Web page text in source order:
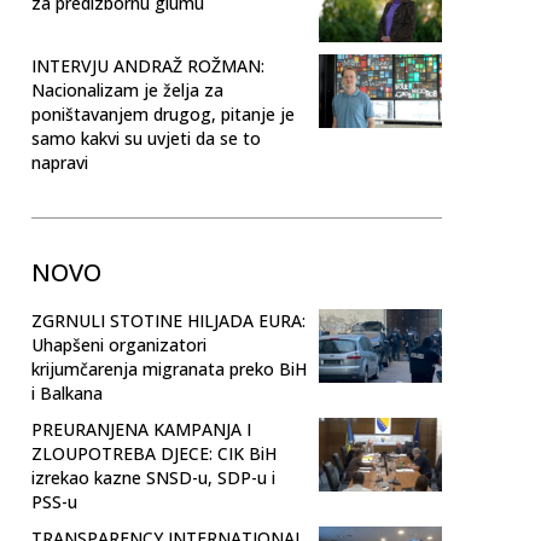
INTERVJU ANDRAŽ ROŽMAN:
Nacionalizam je želja za
poništavanjem drugog, pitanje je
samo kakvi su uvjeti da se to
napravi
NOVO
ZGRNULI STOTINE HILJADA EURA:
Uhapšeni organizatori
krijumčarenja migranata preko BiH
i Balkana
PREURANJENA KAMPANJA I
ZLOUPOTREBA DJECE: CIK BiH
izrekao kazne SNSD-u, SDP-u i
PSS-u